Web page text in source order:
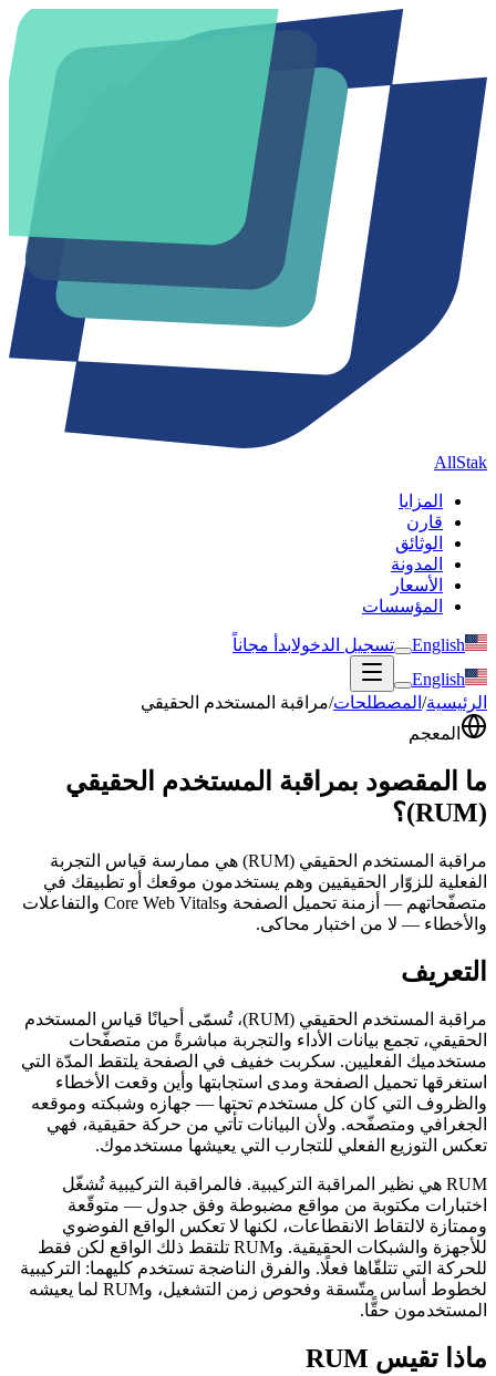
AllStak
المزايا
قارن
الوثائق
المدونة
الأسعار
المؤسسات
English تسجيل الدخولابدأ مجاناً
English
الرئيسية/ المصطلحات/مراقبة المستخدم الحقيقي
المعجم
ما المقصود بمراقبة المستخدم الحقيقي
(RUM)؟
مراقبة المستخدم الحقيقي (RUM) هي ممارسة قياس التجربة
الفعلية للزوّار الحقيقيين وهم يستخدمون موقعك أو تطبيقك في
متصفّحاتهم — أزمنة تحميل الصفحة وCore Web Vitals والتفاعلات
والأخطاء — لا من اختبار محاكى.
التعريف
مراقبة المستخدم الحقيقي (RUM)، تُسمّى أحيانًا قياس المستخدم
الحقيقي، تجمع بيانات الأداء والتجربة مباشرةً من متصفّحات
مستخدميك الفعليين. سكربت خفيف في الصفحة يلتقط المدّة التي
استغرقها تحميل الصفحة ومدى استجابتها وأين وقعت الأخطاء
والظروف التي كان كل مستخدم تحتها — جهازه وشبكته وموقعه
الجغرافي ومتصفّحه. ولأن البيانات تأتي من حركة حقيقية، فهي
تعكس التوزيع الفعلي للتجارب التي يعيشها مستخدموك.
RUM هي نظير المراقبة التركيبية. فالمراقبة التركيبية تُشغّل
اختبارات مكتوبة من مواقع مضبوطة وفق جدول — متوقّعة
وممتازة لالتقاط الانقطاعات، لكنها لا تعكس الواقع الفوضوي
للأجهزة والشبكات الحقيقية. وRUM تلتقط ذلك الواقع لكن فقط
للحركة التي تتلقّاها فعلًا. والفرق الناضجة تستخدم كليهما: التركيبية
لخطوط أساس متّسقة وفحوص زمن التشغيل، وRUM لما يعيشه
المستخدمون حقًّا.
ماذا تقيس RUM